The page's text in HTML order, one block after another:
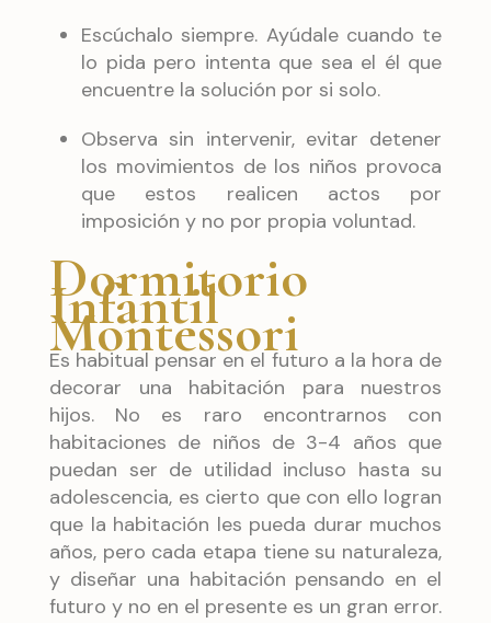
Escúchalo siempre. Ayúdale cuando te
lo pida pero intenta que sea el él que
encuentre la solución por si solo.
Observa sin intervenir, evitar detener
los movimientos de los niños provoca
que estos realicen actos por
imposición y no por propia voluntad.
Dormitorio
Infantil
Montessori
Es habitual pensar en el futuro a la hora de
decorar una habitación para nuestros
hijos. No es raro encontrarnos con
habitaciones de niños de 3-4 años que
puedan ser de utilidad incluso hasta su
adolescencia, es cierto que con ello logran
que la habitación les pueda durar muchos
años, pero cada etapa tiene su naturaleza,
y diseñar una habitación pensando en el
futuro y no en el presente es un gran error.